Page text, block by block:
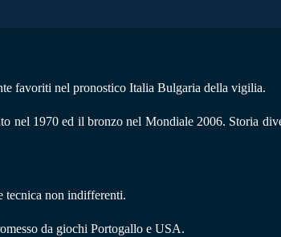
favoriti nel pronostico Italia Bulgaria della vigilia.
nel 1970 ed il bronzo nel Mondiale 2006. Storia
tecnica non indifferenti.
da giochi Portogallo e USA.